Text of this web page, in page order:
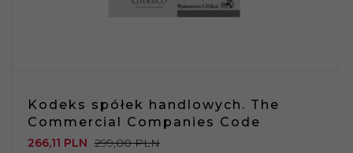
Kodeks spółek handlowych. The
Commercial Companies Code
266,11 PLN 299,00 PLN